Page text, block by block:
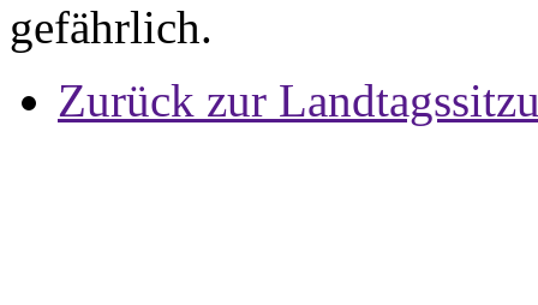
gefährlich.
Zurück zur